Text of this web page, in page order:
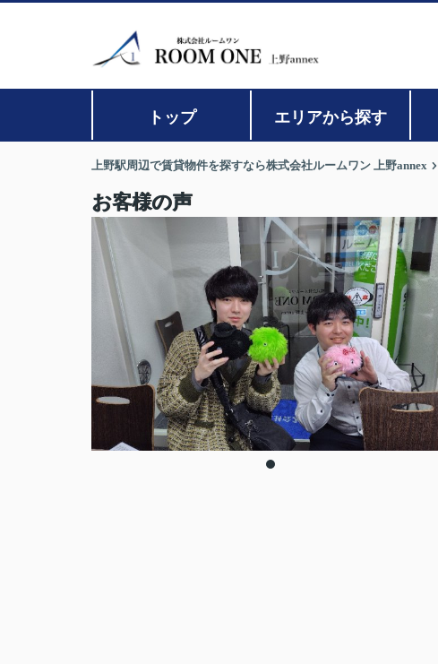
トップ エリアから探す
上野駅周辺で賃貸物件を探すなら株式会社ルームワン 上野annex
お客様の声